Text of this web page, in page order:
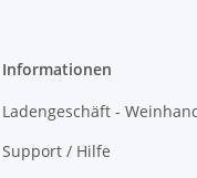
Informationen
Ladengeschäft -
Support / Hilfe